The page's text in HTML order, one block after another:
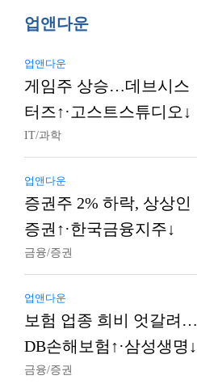
업앤다운
업앤다운
게임주 상승…데브시스
터즈↑·고스트스튜디오↓
IT/과학
업앤다운
증권주 2% 하락, 상상인
증권↑·한국금융지주↓
금융/증권
업앤다운
보험 업종 희비 엇갈려…
DB손해보험↑·삼성생명↓
금융/증권